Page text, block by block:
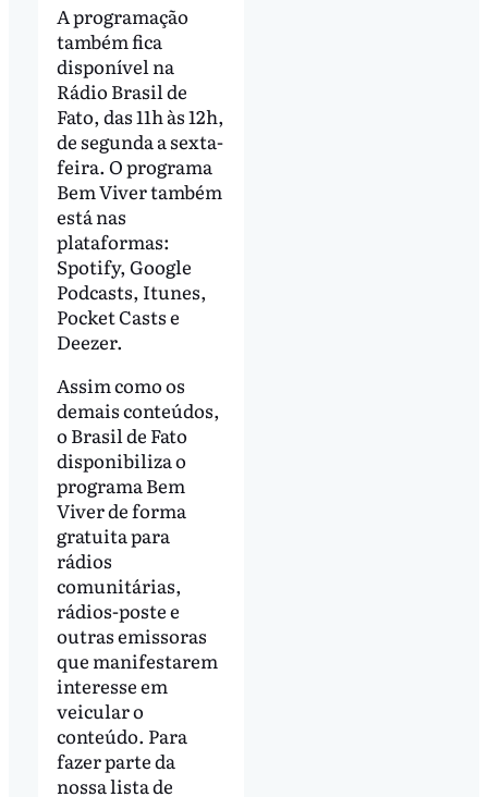
A programação
também fica
disponível na
Rádio Brasil de
Fato, das 11h às 12h,
de segunda a sexta-
feira. O programa
Bem Viver também
está nas
plataformas:
Spotify, Google
Podcasts, Itunes,
Pocket Casts e
Deezer.
Assim como os
demais conteúdos,
o Brasil de Fato
disponibiliza o
programa Bem
Viver de forma
gratuita para
rádios
comunitárias,
rádios-poste e
outras emissoras
que manifestarem
interesse em
veicular o
conteúdo. Para
fazer parte da
nossa lista de